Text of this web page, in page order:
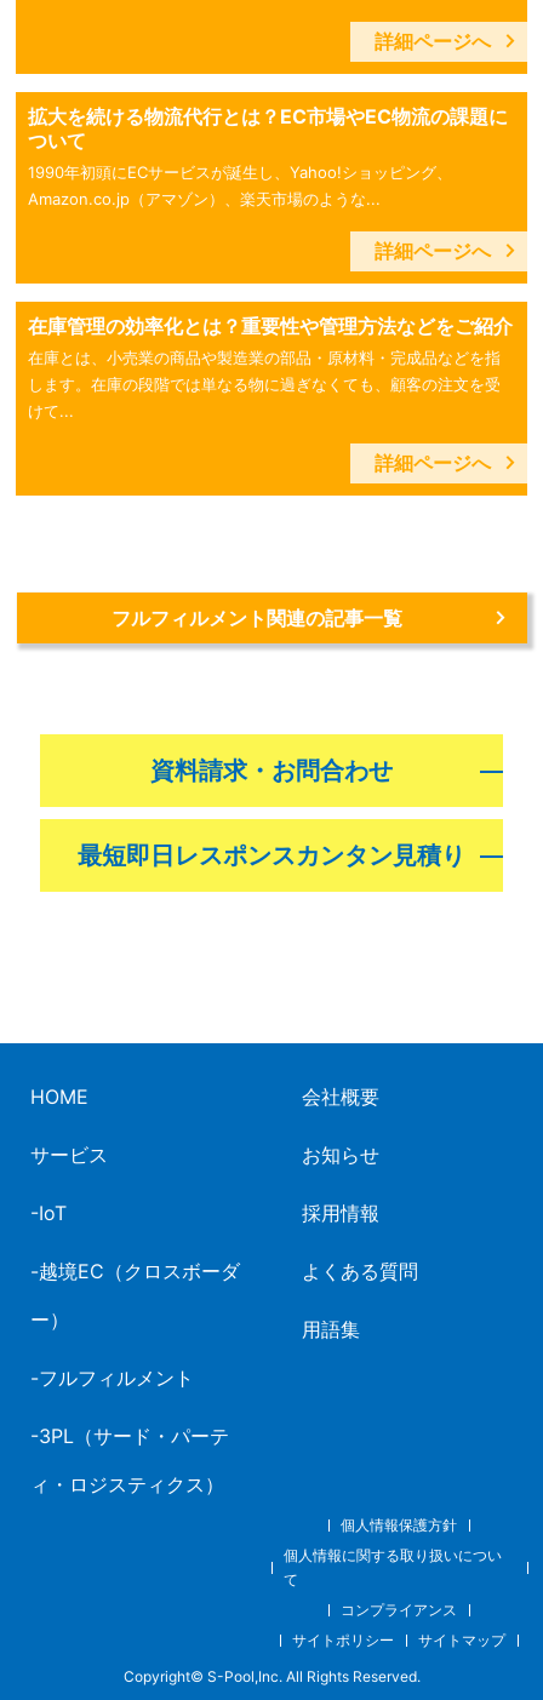
詳細ページへ
拡大を続ける物流代行とは？EC市場やEC物流の課題に
ついて
1990年初頭にECサービスが誕生し、Yahoo!ショッピング、
Amazon.co.jp（アマゾン）、楽天市場のような...
詳細ページへ
在庫管理の効率化とは？重要性や管理方法などをご紹介
在庫とは、小売業の商品や製造業の部品・原材料・完成品などを指
します。在庫の段階では単なる物に過ぎなくても、顧客の注文を受
けて...
詳細ページへ
フルフィルメント関連の記事一覧
資料請求・お問合わせ
最短即日レスポンスカンタン見積り
HOME
サービス
IoT
越境EC（クロスボーダ
ー）
フルフィルメント
3PL（サード・パーテ
ィ・ロジスティクス）
会社概要
お知らせ
採用情報
よくある質問
用語集
個人情報保護方針
個人情報に関する取り扱いについ
て
コンプライアンス
サイトポリシー
サイトマップ
Copyright© S-Pool,Inc. All Rights Reserved.